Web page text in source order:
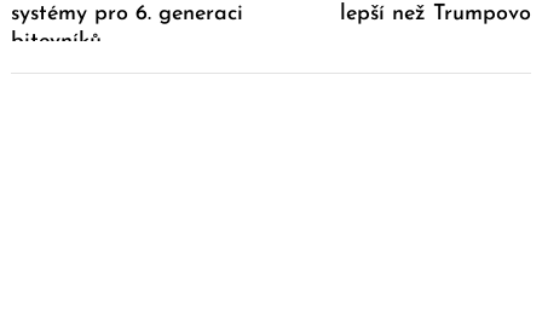
systémy pro 6. generaci
bitevníků
lepší než Trumpovo